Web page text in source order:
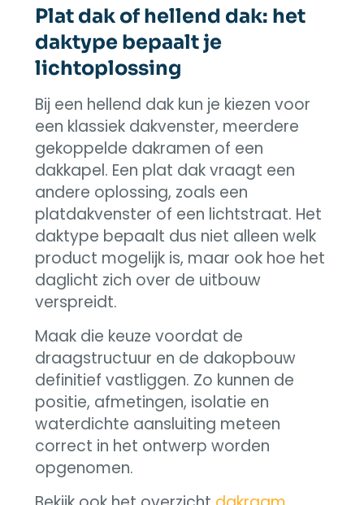
Plat dak of hellend dak: het
daktype bepaalt je
lichtoplossing
Bij een hellend dak kun je kiezen voor
een klassiek dakvenster, meerdere
gekoppelde dakramen of een
dakkapel. Een plat dak vraagt een
andere oplossing, zoals een
platdakvenster of een lichtstraat. Het
daktype bepaalt dus niet alleen welk
product mogelijk is, maar ook hoe het
daglicht zich over de uitbouw
verspreidt.
Maak die keuze voordat de
draagstructuur en de dakopbouw
definitief vastliggen. Zo kunnen de
positie, afmetingen, isolatie en
waterdichte aansluiting meteen
correct in het ontwerp worden
opgenomen.